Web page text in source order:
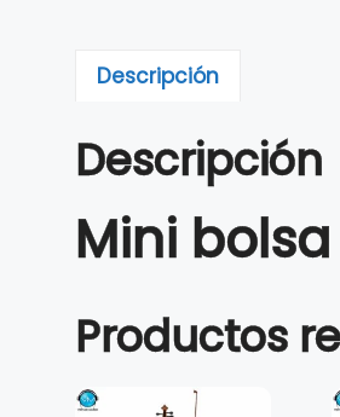
Descripción
Descripción
Mini
Productos